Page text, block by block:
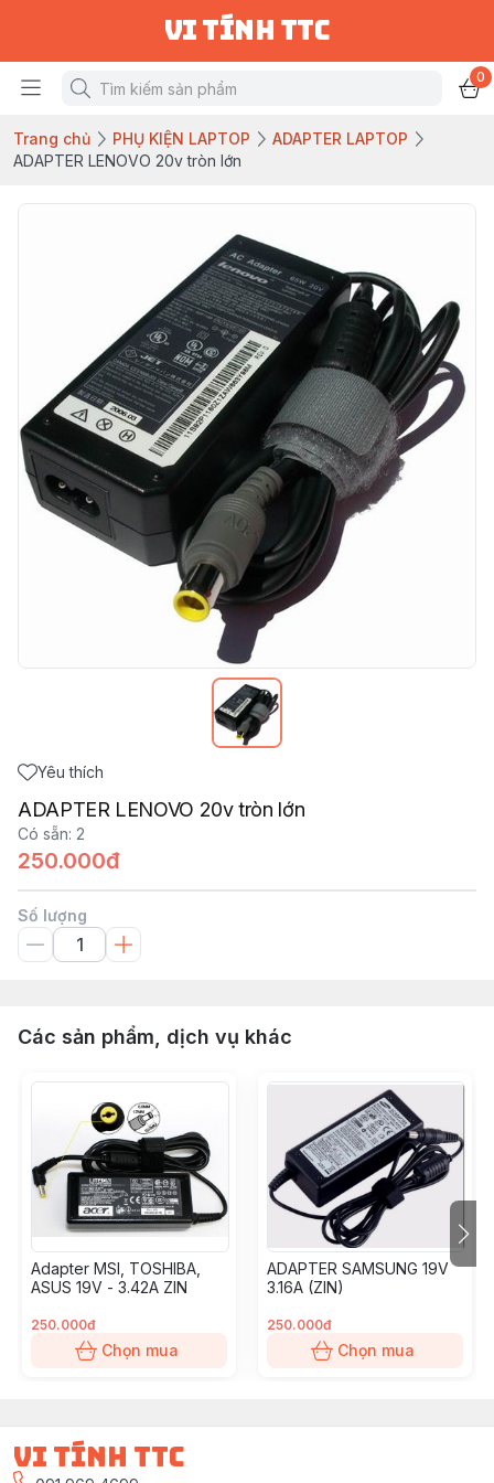
vi tính ttc
0
Trang chủ PHỤ KIỆN LAPTOP
ADAPTER LAPTOP
ADAPTER LENOVO 20v tròn lớn
Yêu thích
ADAPTER LENOVO 20v tròn lớn
Có sẵn: 2
250.000đ
Số lượng
Các sản phẩm, dịch vụ khác
Adapter MSI, TOSHIBA,
ASUS 19V - 3.42A ZIN
250.000đ
Chọn mua
ADAPTER SAMSUNG 19V
3.16A (ZIN)
250.000đ
Chọn mua
vi tính ttc